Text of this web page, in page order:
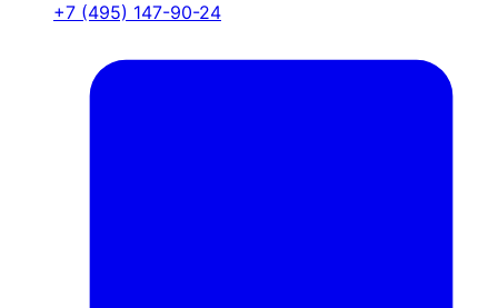
+7 (495) 147-90-24